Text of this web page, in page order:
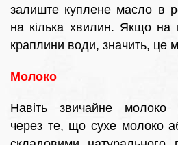
залиште куплене масло в
на кілька хвилин. Якщо на
краплини води, значить, це
Молоко
Навіть звичайне молоко
через те, що сухе молоко